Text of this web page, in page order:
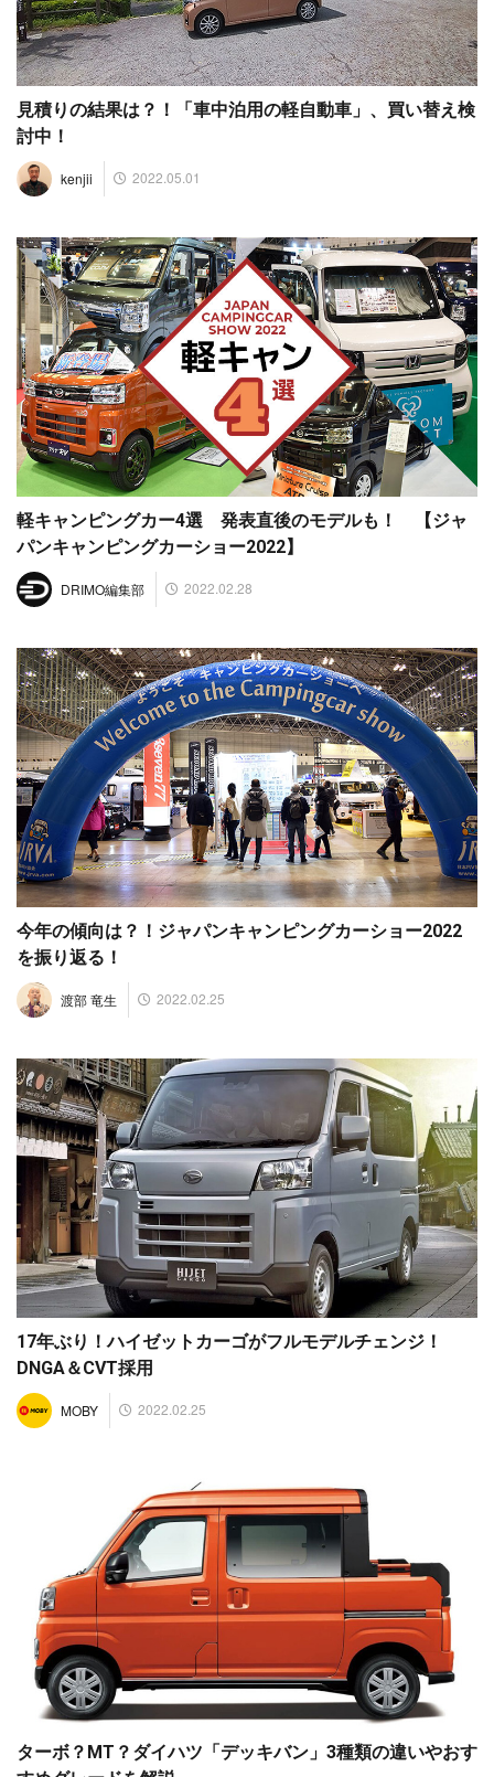
見積りの結果は？！「車中泊用の軽自動車」、買い替え検
討中！
kenjii 2022.05.01
軽キャンピングカー4選 発表直後のモデルも！ 【ジャ
パンキャンピングカーショー2022】
DRIMO編集部 2022.02.28
今年の傾向は？！ジャパンキャンピングカーショー2022
を振り返る！
渡部 竜生 2022.02.25
17年ぶり！ハイゼットカーゴがフルモデルチェンジ！
DNGA＆CVT採用
MOBY 2022.02.25
ターボ？MT？ダイハツ「デッキバン」3種類の違いやおす